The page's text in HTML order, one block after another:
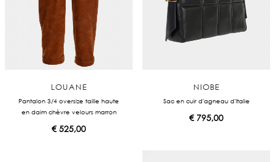
LOUANE
Pantalon 3/4 oversize taille haute
en daim chèvre velours marron
€525,00
NIOBE
Sac en cuir d'agneau d'Italie
€795,00